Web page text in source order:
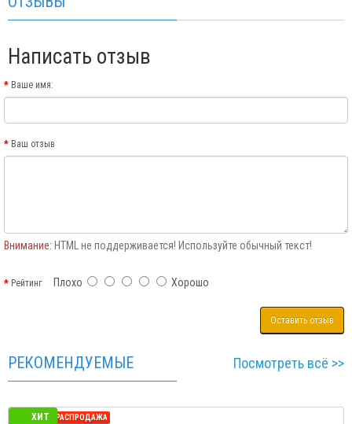
Написать отзыв
Ваше имя:
Ваш отзыв
Внимание: HTML не поддерживается! Используйте обычный текст!
РейтингПлохо Хорошо
Оставить отзыв
РЕКОМЕНДУЕМЫЕ Посмотреть всё >>
ХИТ
СЕЗОННАЯ РАСПРОДАЖА